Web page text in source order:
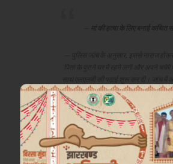
दौरान उसने अपनी मां की हत्या की योजना
तौर पर अपने चचेरे भाई से कहा कि यदि वह
तो आगरा रोड और भरतपुर की करीब 10 करोड़
जमीन उसे दे देगी।
पुलिस का दावा है कि योजना के तहत नीरज